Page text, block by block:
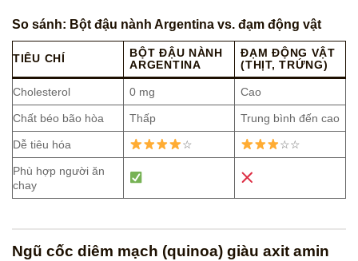
So sánh: Bột đậu nành Argentina vs. đạm động vật
TIÊU CHÍ
BỘT ĐẬU NÀNH
ARGENTINA
ĐẠM ĐỘNG VẬT
(THỊT, TRỨNG)
Cholesterol 0 mg Cao
Chất béo bão hòa Thấp Trung bình đến cao
Dễ tiêu hóa ☆ ☆☆
Phù hợp người ăn
chay
Ngũ cốc diêm mạch (quinoa) giàu axit amin